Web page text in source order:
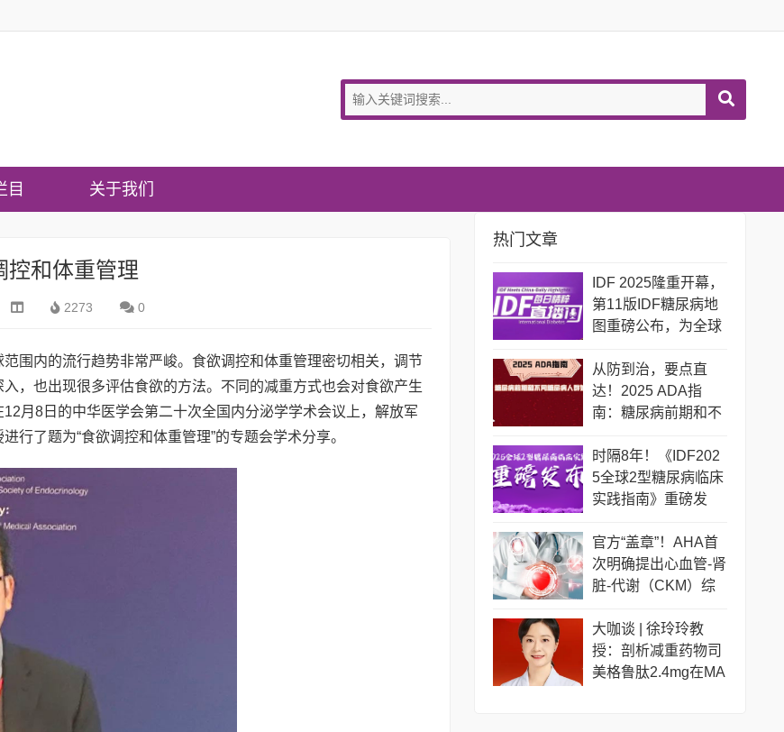
目 关于我们
控和体重管理
2273 0
围内的流行趋势非常严峻。食欲调控和体重管理密切相关，调节
，也出现很多评估食欲的方法。不同的减重方式也会对食欲产生
月8日的中华医学会第二十次全国内分泌学学术会议上，解放军
行了题为“食欲调控和体重管理”的专题会学术分享。
热门文章
IDF 2025隆重开幕，
第11版IDF糖尿病地
图重磅公布，为全球
钟！
从防到治，要点直
达！2025 ADA指
南：糖尿病前期和不
理？
时隔8年！《IDF202
5全球2型糖尿病临床
实践指南》重磅发
官方“盖章”！AHA首
次明确提出心血管-肾
脏-代谢（CKM）综
大咖谈 | 徐玲玲教
授：剖析减重药物司
美格鲁肽2.4mg在MA